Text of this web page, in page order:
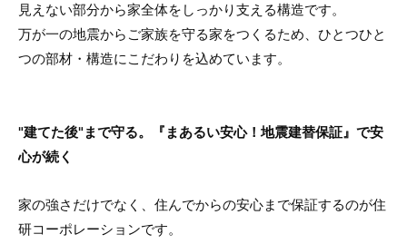
見えない部分から家全体をしっかり支える構造です。
万が一の地震からご家族を守る家をつくるため、ひとつひと
つの部材・構造にこだわりを込めています。
"建てた後"まで守る。『まあるい安心！地震建替保証』で安
心が続く
家の強さだけでなく、住んでからの安心まで保証するのが住
研コーポレーションです。